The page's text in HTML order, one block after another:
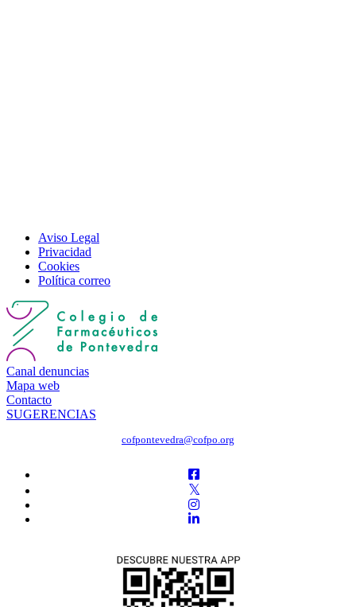
Aviso Legal
Privacidad
Cookies
Política correo
Canal denuncias
Mapa web
Contacto
SUGERENCIAS
cofpontevedra@cofpo.org